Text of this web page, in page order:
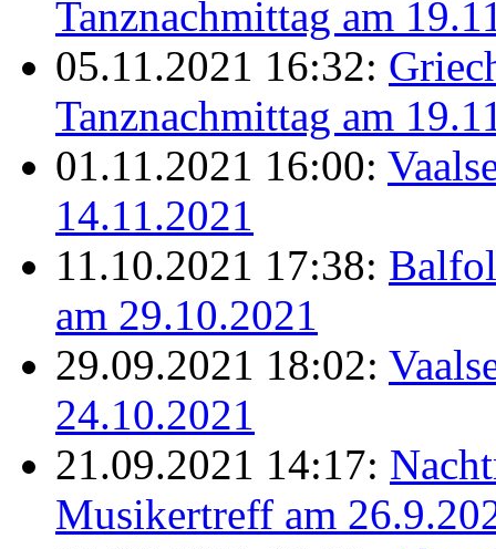
Tanznachmittag am
05.11.2021 16:32:
Tanznachmittag am
01.11.2021 16:00:
14.11.2021
11.10.2021 17:38:
am 29.10.2021
29.09.2021 18:02:
24.10.2021
21.09.2021 14:17:
Musikertreff am